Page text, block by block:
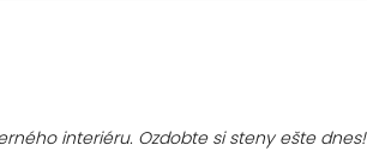
interiéru. Ozdobte si steny ešte dnes!